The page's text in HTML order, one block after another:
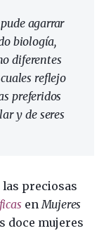
agarrar
biología,
diferentes
reflejo
preferidos
y de seres
preciosas
enMujeres
doce mujeres